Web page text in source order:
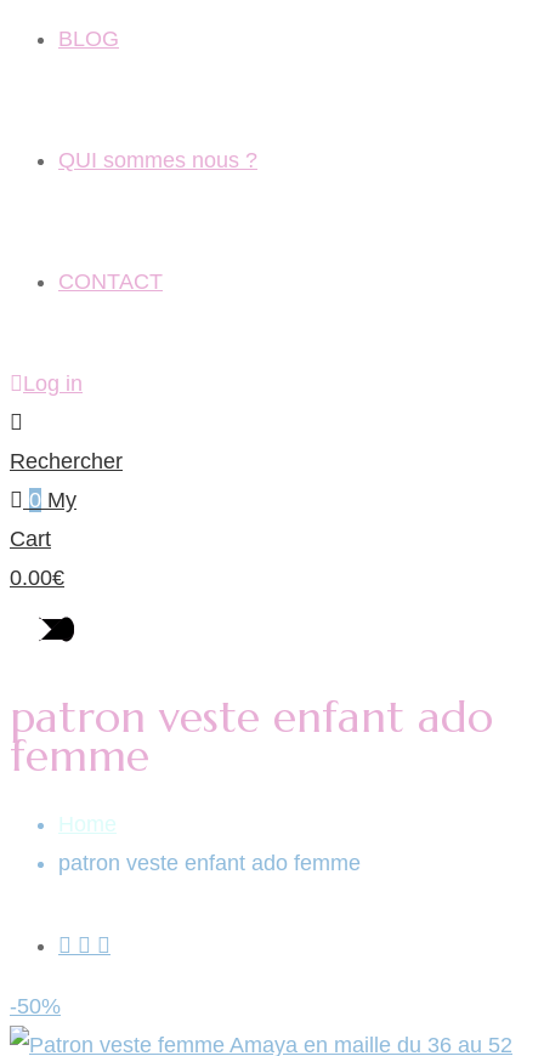
BLOG
QUI sommes nous ?
CONTACT
Log in
Rechercher
0 My
Cart
0.00€
patron veste enfant ado
femme
Home
patron veste enfant ado femme
-50%